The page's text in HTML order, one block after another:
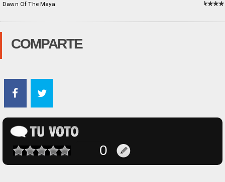
Dawn Of The Maya
COMPARTE